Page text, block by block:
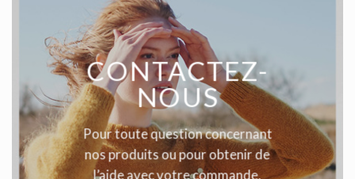
CONTACTEZ-
NOUS
Pour toute question concernant
nos produits ou pour obtenir de
l’aide avec votre commande,